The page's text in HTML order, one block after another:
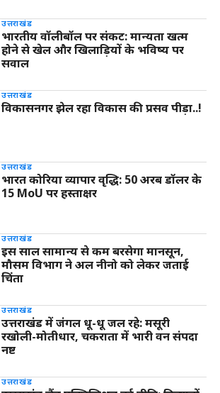
उत्तराखंड
भारतीय वॉलीबॉल पर संकट: मान्यता खत्म
होने से खेल और खिलाड़ियों के भविष्य पर
सवाल
उत्तराखंड
विकासनगर झेल रहा विकास की प्रसव पीड़ा..!
उत्तराखंड
भारत कोरिया व्यापार वृद्धि: 50 अरब डॉलर के
15 MoU पर हस्ताक्षर
उत्तराखंड
इस साल सामान्य से कम बरसेगा मानसून,
मौसम विभाग ने अल नीनो को लेकर जताई
चिंता
उत्तराखंड
उत्तराखंड में जंगल धू-धू जल रहे: मसूरी
रखोली-मोतीधार, चकराता में भारी वन संपदा
नष्ट
उत्तराखंड